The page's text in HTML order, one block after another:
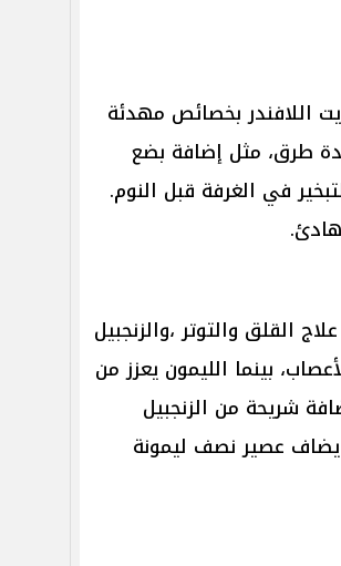
اللافندر بخصائص مهدئة
طرق، مثل إضافة بضع
في الغرفة قبل النوم.
القلق والتوتر ،والزنجبيل
بينما الليمون يعزز من
شريحة من الزنجبيل
وتركه لمدة 5-7 دقائق، ثم يضاف عصير نصف ليمونة